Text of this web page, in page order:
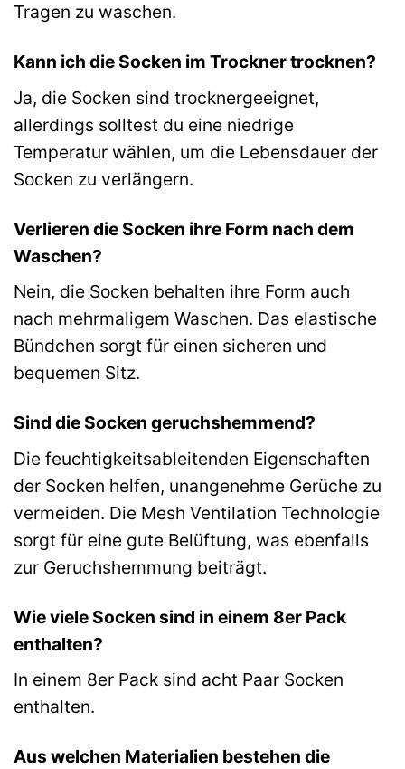
Tragen zu waschen.
Kann ich die Socken im Trockner trocknen?
Ja, die Socken sind trocknergeeignet,
allerdings solltest du eine niedrige
Temperatur wählen, um die Lebensdauer der
Socken zu verlängern.
Verlieren die Socken ihre Form nach dem
Waschen?
Nein, die Socken behalten ihre Form auch
nach mehrmaligem Waschen. Das elastische
Bündchen sorgt für einen sicheren und
bequemen Sitz.
Sind die Socken geruchshemmend?
Die feuchtigkeitsableitenden Eigenschaften
der Socken helfen, unangenehme Gerüche zu
vermeiden. Die Mesh Ventilation Technologie
sorgt für eine gute Belüftung, was ebenfalls
zur Geruchshemmung beiträgt.
Wie viele Socken sind in einem 8er Pack
enthalten?
In einem 8er Pack sind acht Paar Socken
enthalten.
Aus welchen Materialien bestehen die